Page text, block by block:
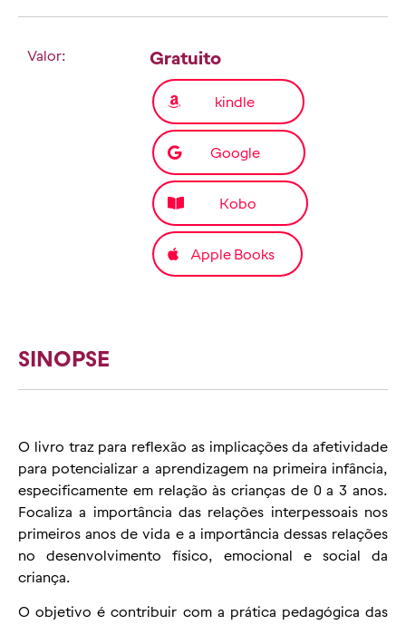
Valor: Gratuito
kindle
Google
Kobo
Apple Books
SINOPSE
O livro traz para reflexão as implicações da afetividade
para potencializar a aprendizagem na primeira infância,
especificamente em relação às crianças de 0 a 3 anos.
Focaliza a importância das relações interpessoais nos
primeiros anos de vida e a importância dessas relações
no desenvolvimento físico, emocional e social da
criança.
O objetivo é contribuir com a prática pedagógica das